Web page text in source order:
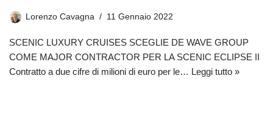
Lorenzo Cavagna 11 Gennaio 2022
SCENIC LUXURY CRUISES SCEGLIE DE WAVE GROUP
COME MAJOR CONTRACTOR PER LA SCENIC ECLIPSE II
Contratto a due cifre di milioni di euro per le… Leggi tutto »